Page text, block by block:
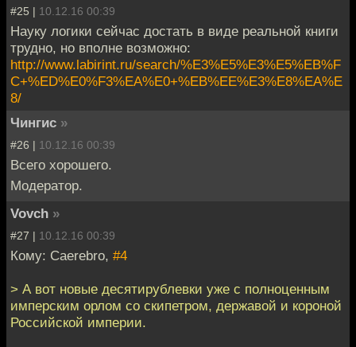
#25 | 10.12.16 00:39
Науку логики сейчас достать в виде реальной книги
трудно, но вполне возможно:
http://www.labirint.ru/search/%E3%E5%E3%E5%EB%F
C+%ED%E0%F3%EA%E0+%EB%EE%E3%E8%EA%E
8/
Чингиc »
#26 | 10.12.16 00:39
Всего хорошего.
Модератор.
Vovch »
#27 | 10.12.16 00:39
Кому: Caerebro, #4
> А вот новые десятирублевки уже с полноценным
имперским орлом со скипетром, державой и короной
Российской империи.